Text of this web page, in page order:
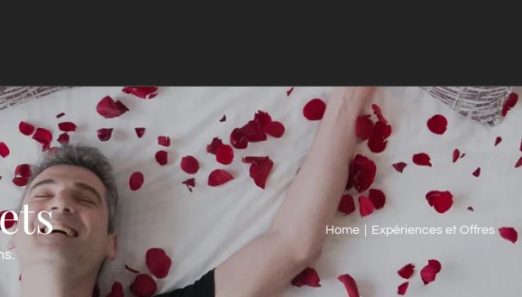
Home Expériences et Offres